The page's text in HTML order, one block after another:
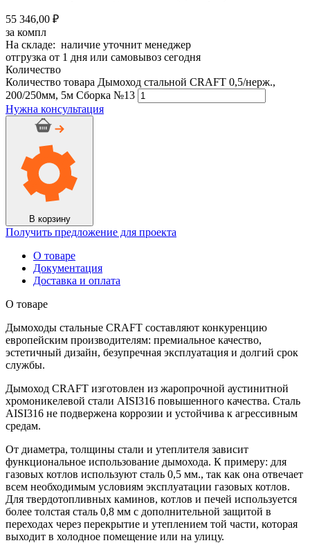
55 346,00 ₽
за компл
На складе: наличие уточнит менеджер
отгрузка от 1 дня или самовывоз сегодня
Количество
Количество товара Дымоход стальной CRAFT 0,5/нерж.,
200/250мм, 5м Сборка №13
Нужна консультация
В корзину
Получить предложение для проекта
О товаре
Документация
Доставка и оплата
О товаре
Дымоходы стальные CRAFT составляют конкуренцию
европейским производителям: премиальное качество,
эстетичный дизайн, безупречная эксплуатация и долгий срок
службы.
Дымоход CRAFT изготовлен из жаропрочной аустинитной
хромоникелевой стали AISI316 повышенного качества. Сталь
AISI316 не подвержена коррозии и устойчива к агрессивным
средам.
От диаметра, толщины стали и утеплителя зависит
функциональное использование дымохода. К примеру: для
газовых котлов используют сталь 0,5 мм., так как она отвечает
всем необходимым условиям эксплуатации газовых котлов.
Для твердотопливных каминов, котлов и печей используется
более толстая сталь 0,8 мм с дополнительной защитой в
переходах через перекрытие и утеплением той части, которая
выходит в холодное помещение или на улицу.